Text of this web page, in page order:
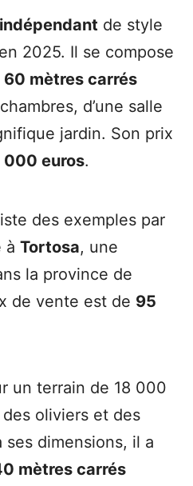
de style
2025. Il se compose
60 mètres carrés
d’une salle
jardin. Son prix
000 euros.
des exemples par
à Tortosa, une
la province de
de vente est de 95
un terrain de 18 000
oliviers et des
ses dimensions, il a
mètres carrés